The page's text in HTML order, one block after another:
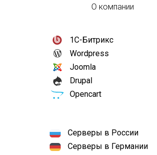
О компании
1С-Битрикс
Wordpress
Joomla
Drupal
Opencart
Серверы в России
Серверы в Германии